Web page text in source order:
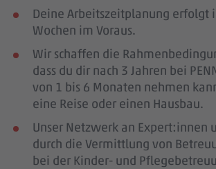
Deine Arbeitszeitplanung erfolgt
Wochen im Voraus.
Wir schaffen die
dass du dir nach 3 Jahren bei
von 1 bis 6 Monaten nehmen
eine Reise oder einen Hausbau.
Unser Netzwerk an Expert:innen
durch die Vermittlung von
bei der Kinder- und